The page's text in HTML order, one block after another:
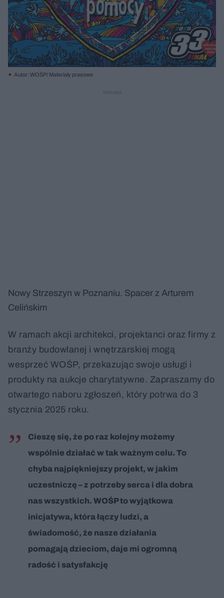
Autor: WOŚP/ Materiały prasowe
Nowy Strzeszyn w Poznaniu. Spacer z Arturem
Celińskim
W ramach akcji architekci, projektanci oraz firmy z
branży budowlanej i wnętrzarskiej mogą
wesprzeć WOŚP, przekazując swoje usługi i
produkty na aukcje charytatywne. Zapraszamy do
otwartego naboru zgłoszeń, który potrwa do 3
stycznia 2025 roku.
Cieszę się, że po raz kolejny możemy
wspólnie działać w tak ważnym celu. To
chyba najpiękniejszy projekt, w jakim
uczestniczę – z potrzeby serca i dla dobra
nas wszystkich. WOŚP to wyjątkowa
inicjatywa, która łączy ludzi, a
świadomość, że nasze działania
pomagają dzieciom, daje mi ogromną
radość i satysfakcję